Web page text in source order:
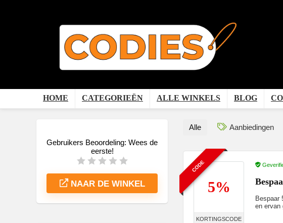
HOME CATEGORIEËN ALLE WINKELS BLOG
Gebruikers Beoordeling: Wees de
eerste!
NAAR DE WINKEL
Alle Aanbiedingen
CODE
5%
KORTINGSCODE
Bespaar
en ervan